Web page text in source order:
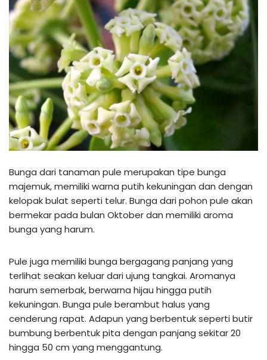
Bunga dari tanaman pule merupakan tipe bunga
majemuk, memiliki warna putih kekuningan dan dengan
kelopak bulat seperti telur. Bunga dari pohon pule akan
bermekar pada bulan Oktober dan memiliki aroma
bunga yang harum.
Pule juga memiliki bunga bergagang panjang yang
terlihat seakan keluar dari ujung tangkai. Aromanya
harum semerbak, berwarna hijau hingga putih
kekuningan. Bunga pule berambut halus yang
cenderung rapat. Adapun yang berbentuk seperti butir
bumbung berbentuk pita dengan panjang sekitar 20
hingga 50 cm yang menggantung.